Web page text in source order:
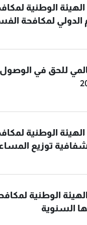
الوطنية
الدولي لمكافحة
للحق في
الوطنية
توزيع
الوطنية
السنوية